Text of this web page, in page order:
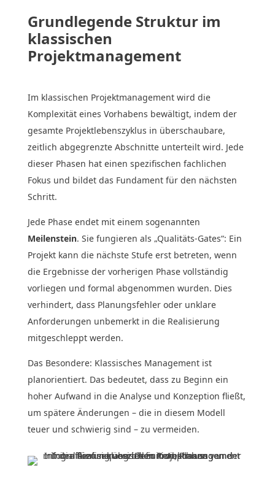
Grundlegende Struktur im
klassischen
Projektmanagement
Im klassischen Projektmanagement wird die
Komplexität eines Vorhabens bewältigt, indem der
gesamte Projektlebenszyklus in überschaubare,
zeitlich abgegrenzte Abschnitte unterteilt wird. Jede
dieser Phasen hat einen spezifischen fachlichen
Fokus und bildet das Fundament für den nächsten
Schritt.
Jede Phase endet mit einem sogenannten
Meilenstein. Sie fungieren als „Qualitäts-Gates“: Ein
Projekt kann die nächste Stufe erst betreten, wenn
die Ergebnisse der vorherigen Phase vollständig
vorliegen und formal abgenommen wurden. Dies
verhindert, dass Planungsfehler oder unklare
Anforderungen unbemerkt in die Realisierung
mitgeschleppt werden.
Das Besondere: Klassisches Management ist
planorientiert. Das bedeutet, dass zu Beginn ein
hoher Aufwand in die Analyse und Konzeption fließt,
um spätere Änderungen – die in diesem Modell
teuer und schwierig sind – zu vermeiden.